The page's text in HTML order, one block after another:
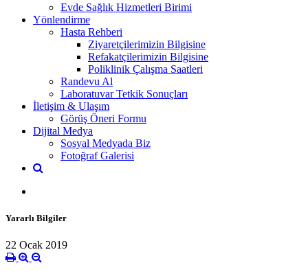
Evde Sağlık Hizmetleri Birimi
Yönlendirme
Hasta Rehberi
Ziyaretçilerimizin Bilgisine
Refakatçilerimizin Bilgisine
Poliklinik Çalışma Saatleri
Randevu Al
Laboratuvar Tetkik Sonuçları
İletişim & Ulaşım
Görüş Öneri Formu
Dijital Medya
Sosyal Medyada Biz
Fotoğraf Galerisi
Yararlı Bilgiler
22 Ocak 2019